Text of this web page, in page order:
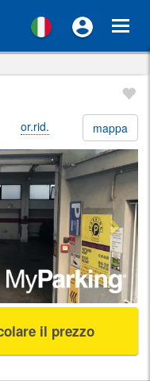
or.rid. mappa
Next
il prezzo